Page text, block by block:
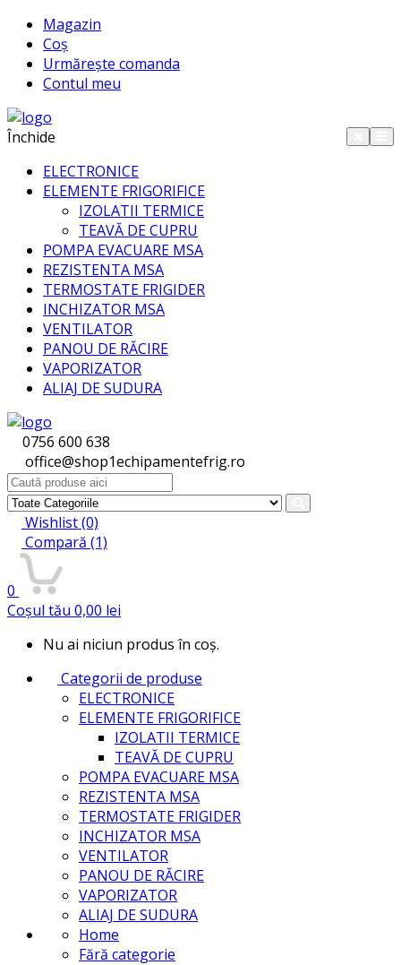
Magazin
Coș
Urmărește comanda
Contul meu
Închide
ELECTRONICE
ELEMENTE FRIGORIFICE
IZOLATII TERMICE
TEAVĂ DE CUPRU
POMPA EVACUARE MSA
REZISTENTA MSA
TERMOSTATE FRIGIDER
INCHIZATOR MSA
VENTILATOR
PANOU DE RĂCIRE
VAPORIZATOR
ALIAJ DE SUDURA
0756 600 638
office@shop1echipamentefrig.ro
Search
for:
Wishlist(0)
Compară (1)
0
Coșul tău 0,00 lei
Nu ai niciun produs în coș.
Categorii de produse
ELECTRONICE
ELEMENTE FRIGORIFICE
IZOLATII TERMICE
TEAVĂ DE CUPRU
POMPA EVACUARE MSA
REZISTENTA MSA
TERMOSTATE FRIGIDER
INCHIZATOR MSA
VENTILATOR
PANOU DE RĂCIRE
VAPORIZATOR
ALIAJ DE SUDURA
Home
Fără categorie